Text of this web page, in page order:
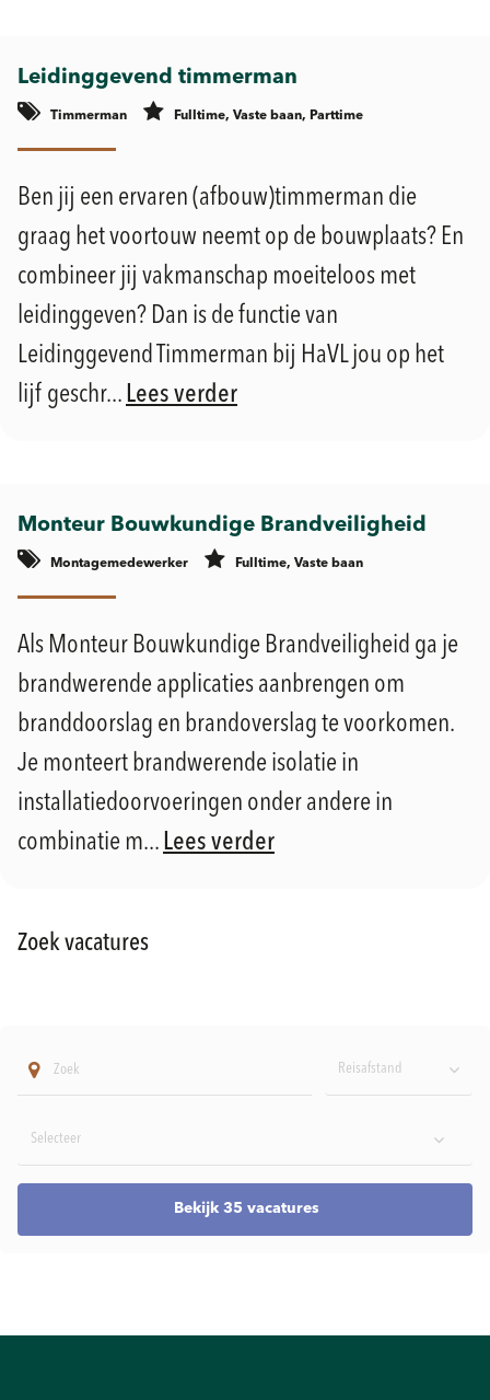
Leidinggevend timmerman
Timmerman Fulltime, Vaste baan, Parttime
Geldermalsen
Ben jij een ervaren (afbouw)timmerman die
graag het voortouw neemt op de bouwplaats? En
combineer jij vakmanschap moeiteloos met
leidinggeven? Dan is de functie van
Leidinggevend Timmerman bij HaVL jou op het
lijf geschr... Lees verder
Monteur Bouwkundige Brandveiligheid
Montagemedewerker Fulltime, Vaste baan
Geldermalsen
Als Monteur Bouwkundige Brandveiligheid ga je
brandwerende applicaties aanbrengen om
branddoorslag en brandoverslag te voorkomen.
Je monteert brandwerende isolatie in
installatiedoorvoeringen onder andere in
combinatie m... Lees verder
Zoek vacatures
Reisafstand
Bekijk 35 vacatures